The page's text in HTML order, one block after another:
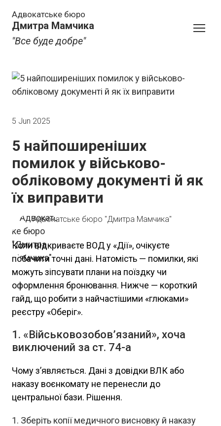
Адвокатське бюро
Дмитра Мамчика
"Все буде добре"
5 Jun 2025
5 найпоширеніших
помилок у військово-
обліковому документі й як
їх виправити
Адвокатське бюро "Дмитра Мамчика"
Коли відкриваєте ВОД у «Дії», очікуєте
побачити точні дані. Натомість — помилки, які
можуть зіпсувати плани на поїздку чи
оформлення бронювання. Нижче — короткий
гайд, що робити з найчастішими «глюками»
реєстру «Оберіг».
1. «Військовозобов’язаний», хоча
виключений за ст. 74-а
Чому з’являється. Дані з довідки ВЛК або
наказу воєнкомату не перенесли до
центральної бази. Рішення.
Зберіть копії медичного висновку й наказу